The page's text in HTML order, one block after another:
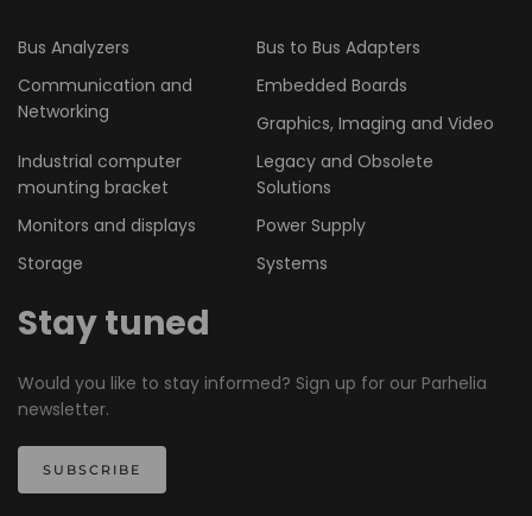
Bus Analyzers
Bus to Bus Adapters
Communication and
Networking
Embedded Boards
Graphics, Imaging and Video
Industrial computer
mounting bracket
Legacy and Obsolete
Solutions
Monitors and displays
Power Supply
Storage
Systems
Stay tuned
Would you like to stay informed? Sign up for our Parhelia
newsletter.
SUBSCRIBE